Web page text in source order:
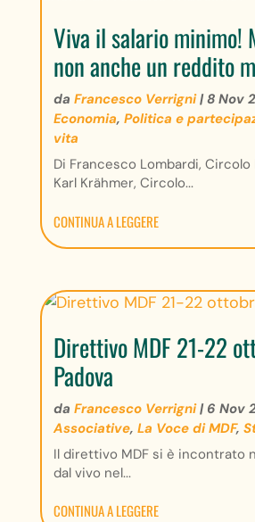
Viva il salario minimo!
non anche un reddito
da Francesco Verrigni|8 Nov
Economia, Politica e
vita
Di Francesco Lombardi, Circolo
Karl Krähmer, Circolo...
CONTINUA A LEGGERE
Direttivo MDF 21-22
Padova
da Francesco Verrigni| 6 Nov
Associative, La Voce di MDF,
Il direttivo MDF si è incontrato
dal vivo nel...
CONTINUA A LEGGERE